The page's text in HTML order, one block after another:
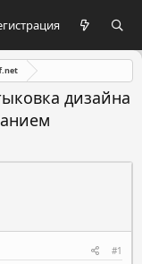
дизайна
#1